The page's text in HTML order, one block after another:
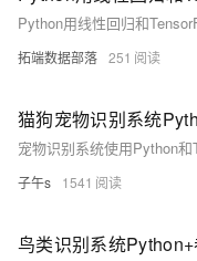
拓端数据部落 251
子午s 1541